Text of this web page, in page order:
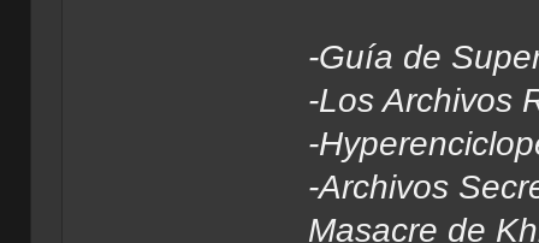
-Guía de
-Los Archivos
-
-Archivos
Masacre de